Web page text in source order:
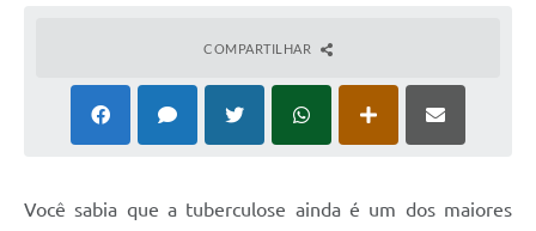
COMPARTILHAR
Você sabia que a tuberculose ainda é um dos maiores